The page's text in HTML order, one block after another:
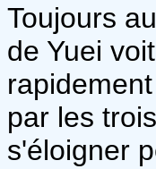
Toujours
de Yuei
par les
s'éloigner